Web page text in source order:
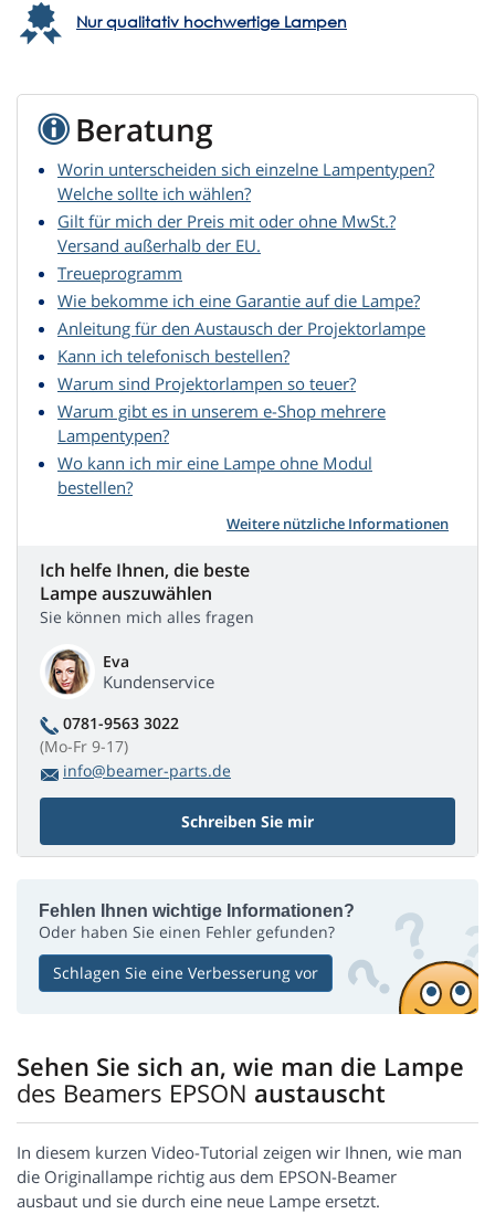
Nur qualitativ hochwertige Lampen
Beratung
Worin unterscheiden sich einzelne Lampentypen?
Welche sollte ich wählen?
Gilt für mich der Preis mit oder ohne MwSt.?
Versand außerhalb der EU.
Treueprogramm
Wie bekomme ich eine Garantie auf die Lampe?
Anleitung für den Austausch der Projektorlampe
Kann ich telefonisch bestellen?
Warum sind Projektorlampen so teuer?
Warum gibt es in unserem e-Shop mehrere
Lampentypen?
Wo kann ich mir eine Lampe ohne Modul
bestellen?
Weitere nützliche Informationen
Ich helfe Ihnen, die beste
Lampe auszuwählen
Sie können mich alles fragen
Eva
Kundenservice
0781-9563 3022
(Mo-Fr 9-17)
info@beamer-parts.de
Schreiben Sie mir
Fehlen Ihnen wichtige Informationen?
Oder haben Sie einen Fehler gefunden?
Schlagen Sie eine Verbesserung vor
Sehen Sie sich an, wie man die Lampe
des Beamers EPSON austauscht
In diesem kurzen Video-Tutorial zeigen wir Ihnen, wie man
die Originallampe richtig aus dem EPSON-Beamer
ausbaut und sie durch eine neue Lampe ersetzt.